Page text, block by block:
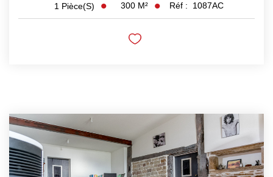
1 Pièce(s) 300 M² Réf : 1087AC